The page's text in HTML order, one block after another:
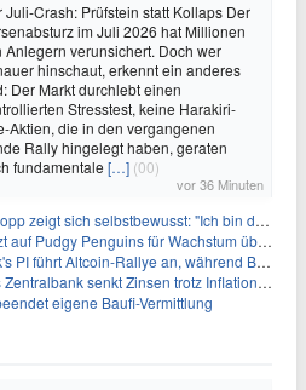
Juli-Crash: Prüfstein statt Kollaps Der
im Juli 2026 hat Millionen
Anlegern verunsichert. Doch wer
hinschaut, erkennt ein anderes
Der Markt durchlebt einen
Stresstest, keine Harakiri-
Aktien, die in den vergangenen
Rally hingelegt haben, geraten
fundamentale […] (00)
vor 36 Minuten
sich selbstbewusst: "Ich bin die Vorstandsvorsitzende"
Pudgy Penguins für Wachstum über den Handel hinaus
Altcoin-Rallye an, während Bitcoin $65.000 anpeilt
senkt Zinsen trotz Inflations-Schock – ein riskantes Spiel
eigene Baufi-Vermittlung